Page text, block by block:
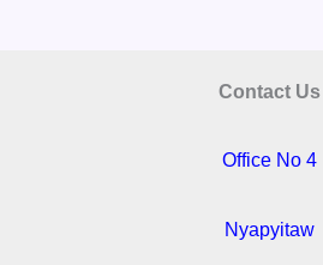
Contact Us
Office No 4
Nyapyitaw